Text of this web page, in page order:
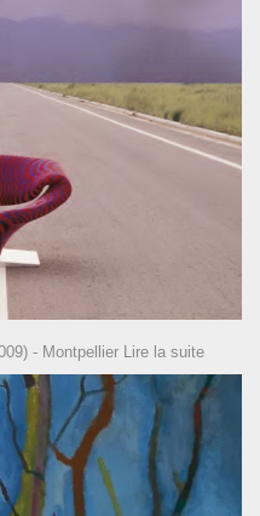
- Montpellier Lire la suite